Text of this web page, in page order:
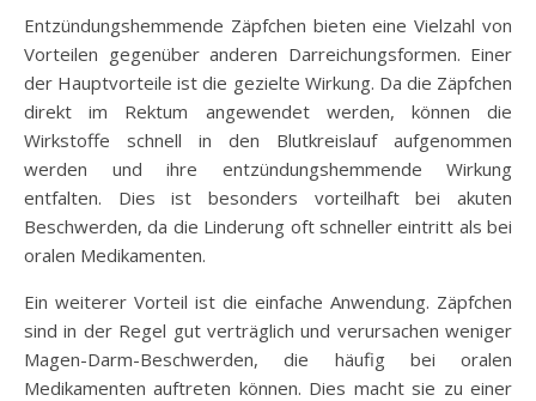
Entzündungshemmende Zäpfchen bieten eine Vielzahl von
Vorteilen gegenüber anderen Darreichungsformen. Einer
der Hauptvorteile ist die gezielte Wirkung. Da die Zäpfchen
direkt im Rektum angewendet werden, können die
Wirkstoffe schnell in den Blutkreislauf aufgenommen
werden und ihre entzündungshemmende Wirkung
entfalten. Dies ist besonders vorteilhaft bei akuten
Beschwerden, da die Linderung oft schneller eintritt als bei
oralen Medikamenten.
Ein weiterer Vorteil ist die einfache Anwendung. Zäpfchen
sind in der Regel gut verträglich und verursachen weniger
Magen-Darm-Beschwerden, die häufig bei oralen
Medikamenten auftreten können. Dies macht sie zu einer